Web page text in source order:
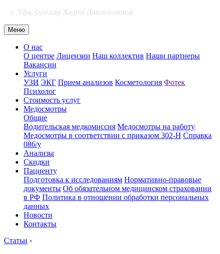
г. Уфа, бульвар Хадии Давлетшиной
Меню
О нас
О центре Лицензии Наш коллектив Наши партнеры
Вакансии
Услуги
УЗИ ЭКГ Прием анализов Косметология Фотек
Психолог
Стоимость услуг
Медосмотры
Общие
Водительская медкомиссия Медосмотры на работу
Медосмотры в соответствии с приказом 302-Н Справка
086/у
Анализы
Скидки
Пациенту
Подготовка к исследованиям Нормативно-правовые
документы Об обязательном медицинском страховании
в РФ Политика в отношении обработки персональных
данных
Новости
Контакты
Статьи ›